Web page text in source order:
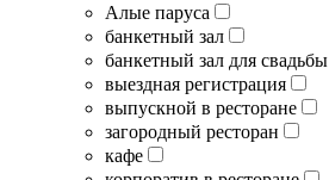
Алые паруса
банкетный зал
банкетный зал для свадьбы
выездная регистрация
выпускной в ресторане
загородный ресторан
кафе